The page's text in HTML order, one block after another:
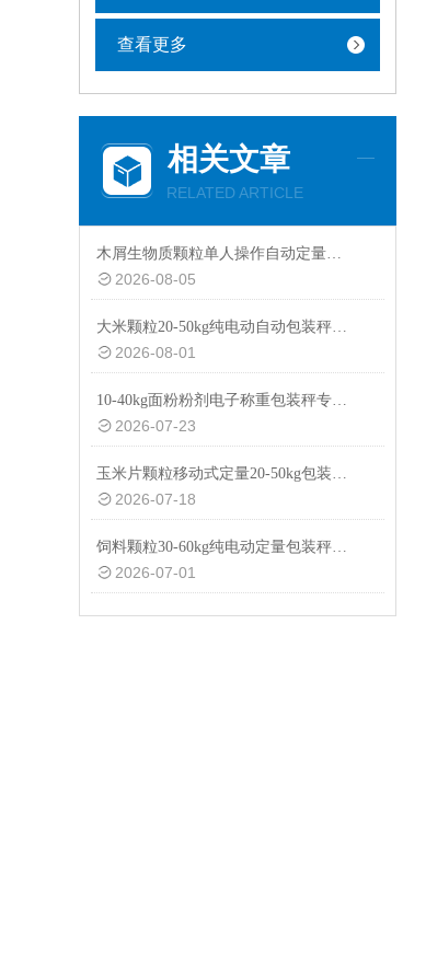
查看更多
相关文章
RELATED ARTICLE
木屑生物质颗粒单人操作自动定量包装秤厂家定制
2026-08-05
大米颗粒20-50kg纯电动自动包装秤设备
2026-08-01
10-40kg面粉粉剂电子称重包装秤专用设备
2026-07-23
玉米片颗粒移动式定量20-50kg包装秤设备
2026-07-18
饲料颗粒30-60kg纯电动定量包装秤厂家供应
2026-07-01